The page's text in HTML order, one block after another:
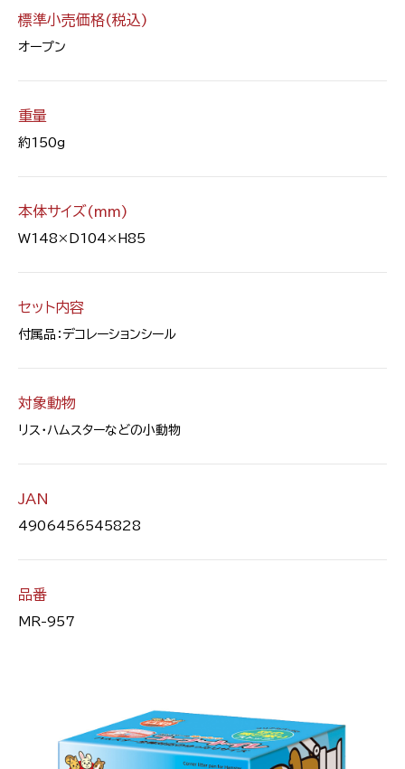
標準小売価格(税込)
オープン
重量
約150g
本体サイズ(mm)
W148×D104×H85
セット内容
付属品：デコレーションシール
対象動物
リス・ハムスターなどの小動物
JAN
4906456545828
品番
MR-957